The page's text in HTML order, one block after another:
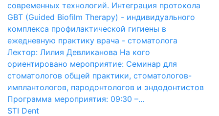
современных технологий. Интеграция протокола
GBT (Guided Biofilm Therapy) - индивидуального
комплекса профилактической гигиены в
ежедневную практику врача - стоматолога
Лектор: Лилия Девликанова На кого
ориентировано мероприятие: Семинар для
стоматологов общей практики, стоматологов-
имплантологов, пародонтологов и эндодонтистов
Программа мероприятия: 09:30 –...
STI Dent